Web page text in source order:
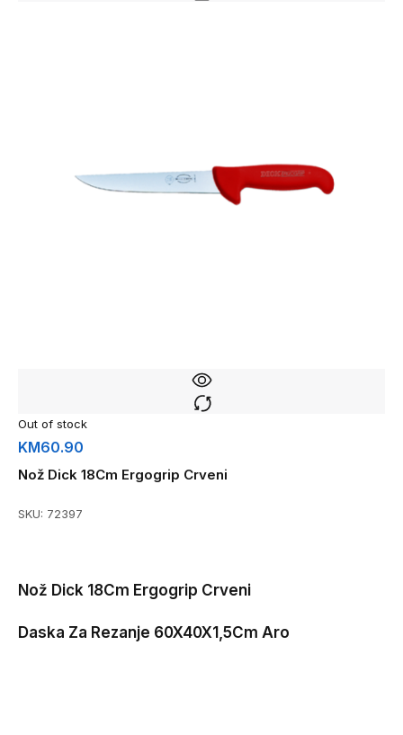
Out of stock
KM60.90
Nož Dick 18Cm Ergogrip Crveni
SKU: 72397
Nož Dick 18Cm Ergogrip Crveni
Daska Za Rezanje 60X40X1,5Cm Aro